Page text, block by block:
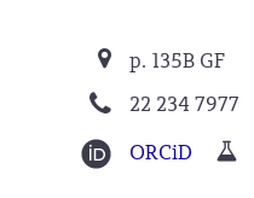
p. 135B GF
22 234 7977
ORCiD